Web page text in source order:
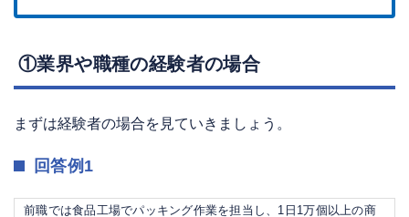
①業界や職種の経験者の場合
まずは経験者の場合を見ていきましょう。
回答例1
前職では食品工場でパッキング作業を担当し、1日1万個以上の商